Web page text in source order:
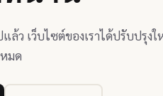
ว เว็บไซต์ของเราได้ปรับปรุงใ
มด